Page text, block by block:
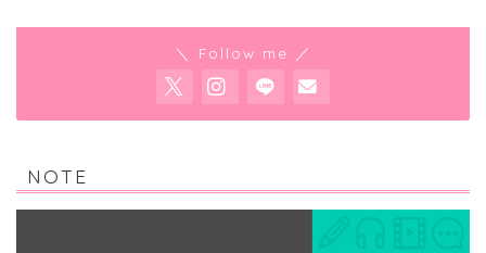
＼ Follow me ／
NOTE